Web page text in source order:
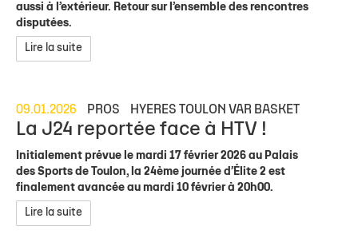
aussi à l’extérieur. Retour sur l’ensemble des rencontres
disputées.
Lire la suite
09.01.2026 PROS HYERES TOULON VAR BASKET
La J24 reportée face à HTV !
Initialement prévue le mardi 17 février 2026 au Palais
des Sports de Toulon, la 24ème journée d’Élite 2 est
finalement avancée au mardi 10 février à 20h00.
Lire la suite